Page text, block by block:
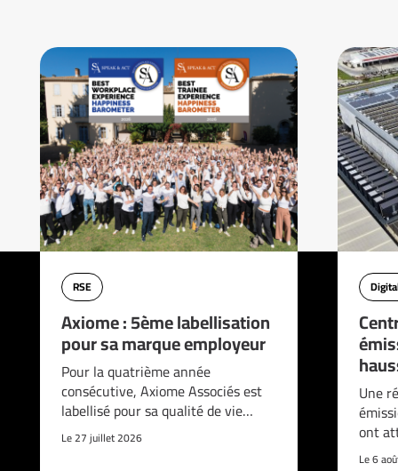
RSE
Axiome : 5ème labellisation
pour sa marque employeur
Pour la quatrième année
consécutive, Axiome Associés est
labellisé pour sa qualité de vie…
Le 27 juillet 2026
Une
ont
Le 6